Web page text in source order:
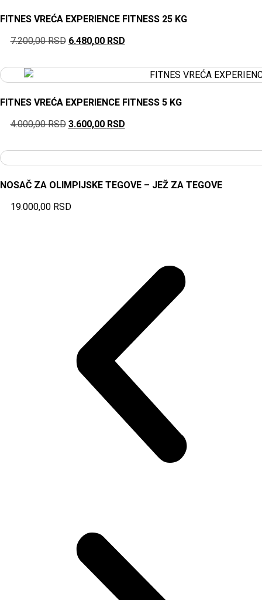
FITNES VREĆA EXPERIENCE FITNESS 25 KG
7.200,00RSD 6.480,00 RSD
FITNES VREĆA EXPERIENCE FITNESS 5 KG
4.000,00RSD 3.600,00 RSD
NOSAČ ZA OLIMPIJSKE TEGOVE – JEŽ ZA TEGOVE
19.000,00 RSD